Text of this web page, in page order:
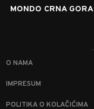
MONDO CRNA GORA
O NAMA
IMPRESUM
POLITIKA O KOLAČIĆIMA